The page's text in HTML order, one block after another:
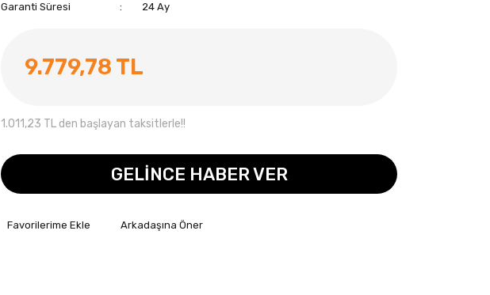
Garanti Süresi
24 Ay
9.779,78 TL
1.011,23 TL den başlayan taksitlerle!!
GELİNCE HABER VER
Arkadaşına Öner